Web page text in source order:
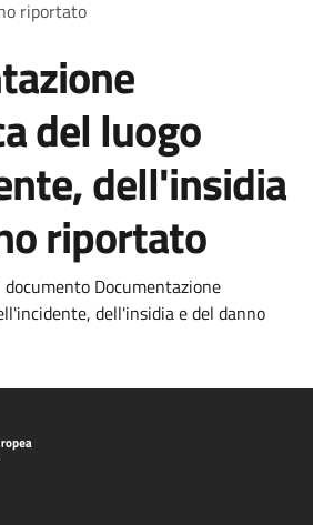
riportato
del luogo
dell'insidia
riportato
Documentazione
dell'insidia e del danno